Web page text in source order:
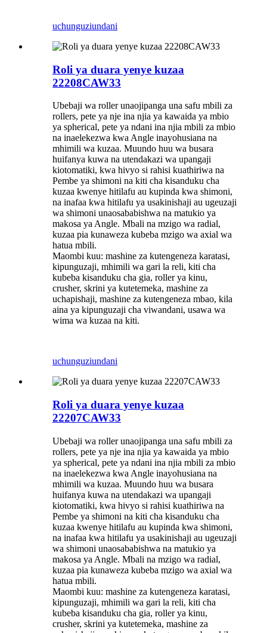
uchunguziundani
Roli ya duara yenye kuzaa
22208CAW33
Ubebaji wa roller unaojipanga una safu mbili za
rollers, pete ya nje ina njia ya kawaida ya mbio
ya spherical, pete ya ndani ina njia mbili za mbio
na inaelekezwa kwa Angle inayohusiana na
mhimili wa kuzaa. Muundo huu wa busara
huifanya kuwa na utendakazi wa upangaji
kiotomatiki, kwa hivyo si rahisi kuathiriwa na
Pembe ya shimoni na kiti cha kisanduku cha
kuzaa kwenye hitilafu au kupinda kwa shimoni,
na inafaa kwa hitilafu ya usakinishaji au ugeuzaji
wa shimoni unaosababishwa na matukio ya
makosa ya Angle. Mbali na mzigo wa radial,
kuzaa pia kunaweza kubeba mzigo wa axial wa
hatua mbili.
Maombi kuu: mashine za kutengeneza karatasi,
kipunguzaji, mhimili wa gari la reli, kiti cha
kubeba kisanduku cha gia, roller ya kinu,
crusher, skrini ya kutetemeka, mashine za
uchapishaji, mashine za kutengeneza mbao, kila
aina ya kipunguzaji cha viwandani, usawa wa
wima wa kuzaa na kiti.
uchunguziundani
Roli ya duara yenye kuzaa
22207CAW33
Ubebaji wa roller unaojipanga una safu mbili za
rollers, pete ya nje ina njia ya kawaida ya mbio
ya spherical, pete ya ndani ina njia mbili za mbio
na inaelekezwa kwa Angle inayohusiana na
mhimili wa kuzaa. Muundo huu wa busara
huifanya kuwa na utendakazi wa upangaji
kiotomatiki, kwa hivyo si rahisi kuathiriwa na
Pembe ya shimoni na kiti cha kisanduku cha
kuzaa kwenye hitilafu au kupinda kwa shimoni,
na inafaa kwa hitilafu ya usakinishaji au ugeuzaji
wa shimoni unaosababishwa na matukio ya
makosa ya Angle. Mbali na mzigo wa radial,
kuzaa pia kunaweza kubeba mzigo wa axial wa
hatua mbili.
Maombi kuu: mashine za kutengeneza karatasi,
kipunguzaji, mhimili wa gari la reli, kiti cha
kubeba kisanduku cha gia, roller ya kinu,
crusher, skrini ya kutetemeka, mashine za